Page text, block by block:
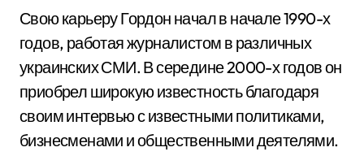
Свою карьеру Гордон начал в начале 1990-х
годов, работая журналистом в различных
украинских СМИ. В середине 2000-х годов он
приобрел широкую известность благодаря
своим интервью с известными политиками,
бизнесменами и общественными деятелями.